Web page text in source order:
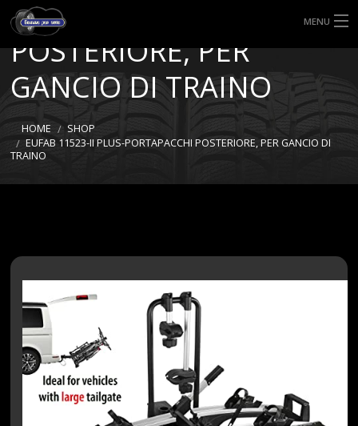
MENU
HOME
TIPI DI GOMME
MISURE GOMME
PORTAPACCHI
POSTERIORE, PER
GANCIO DI TRAINO
HOME
SHOP
EUFAB 11523-II PLUS-PORTAPACCHI POSTERIORE, PER GANCIO DI
TRAINO